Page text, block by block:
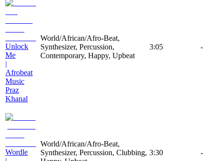
Unlock
Me
|
Afrobeat
Music
Praz
Khanal
World/African/Afro-Beat,
Synthesizer, Percussion,
Contemporary, Happy, Upbeat
3:05 -
Wordle
World/African/Afro-Beat,
Synthesizer, Percussion, Clubbing, 3:30 -